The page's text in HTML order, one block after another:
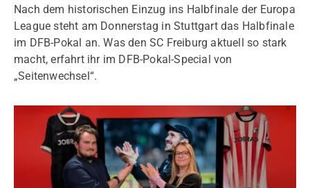
Nach dem historischen Einzug ins Halbfinale der Europa
League steht am Donnerstag in Stuttgart das Halbfinale
im DFB-Pokal an. Was den SC Freiburg aktuell so stark
macht, erfahrt ihr im DFB-Pokal-Special von
„Seitenwechsel“.